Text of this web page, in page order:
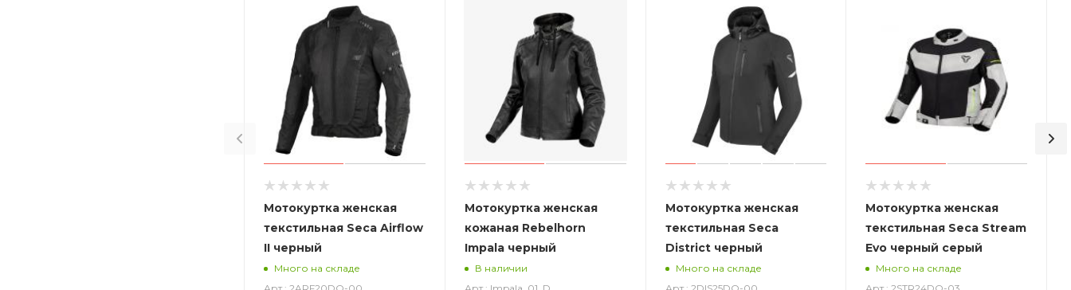
Мотокуртка женская
текстильная Seca Airflow
II черный
Много на складе
Мотокуртка женская
кожаная Rebelhorn
Impala черный
В наличии
Мотокуртка женская
текстильная Seca
District черный
Много на складе
Мотокуртка женская
текстильная Seca Stream
Evo черный серый
Много на складе